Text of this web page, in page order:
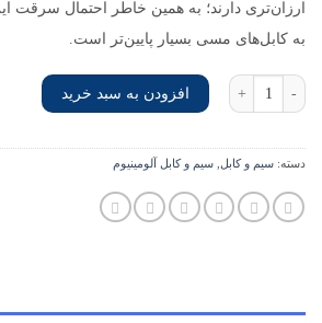
ارزان‌تری دارند؛ به همین خاطر احتمال سرقت
به کابل‌های مسی بسیار پایین‌تر است.
کابل آلومینیوم مفتولی 1 در 95 سیم و کابل اختر عدد
افزودن به سبد خرید
دسته: سیم و کابل سیم و کابل آلومینیوم